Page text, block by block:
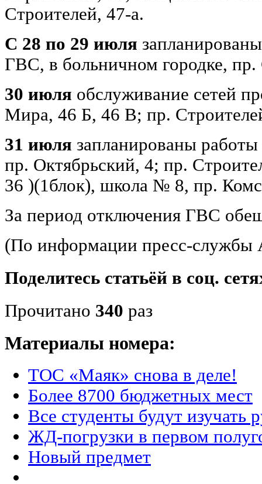
Строителей, 47-а.
С 28 по 29 июля
ГВС, в больничном городке, пр.
30 июля обслуживание сетей
Мира, 46 Б, 46 В; пр.
31 июля запланированы
пр. Октябрьский, 4; пр.
36 )(1блок), школа № 8, пр.
За период отключения ГВС
(По информации пресс-
Поделитесь статьёй в соц.
Прочитано 340 раз
Материалы номера:
ТОС «Маяк» снова в деле!
Более 8700 бюджетных мест
Все студенты будут изучать
ЖД-погрузки в первом
Новый предмет